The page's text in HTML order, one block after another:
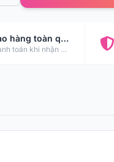
Giao hàng toàn quốc
Thanh toán khi nhận hàng